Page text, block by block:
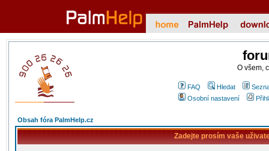
O všem,
FAQ Hledat
Osobní nastavení
Obsah fóra PalmHelp.cz
Zadejte prosím vaše